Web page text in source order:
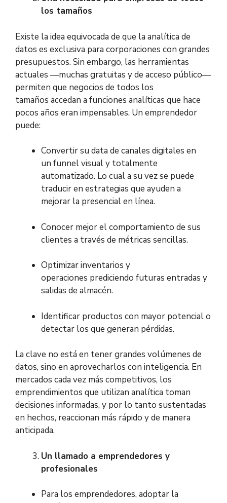
los tamaños
Existe la idea equivocada de que la analítica de
datos es exclusiva para corporaciones con grandes
presupuestos. Sin embargo, las herramientas
actuales —muchas gratuitas y de acceso público—
permiten que negocios de todos los
tamaños accedan a funciones analíticas que hace
pocos años eran impensables. Un emprendedor
puede:
Convertir su data de canales digitales en
un funnel visual y totalmente
automatizado. Lo cual a su vez se puede
traducir en estrategias que ayuden a
mejorar la presencial en línea.
Conocer mejor el comportamiento de sus
clientes a través de métricas sencillas.
Optimizar inventarios y
operaciones prediciendo futuras entradas y
salidas de almacén.
Identificar productos con mayor potencial o
detectar los que generan pérdidas.
La clave no está en tener grandes volúmenes de
datos, sino en aprovecharlos con inteligencia. En
mercados cada vez más competitivos, los
emprendimientos que utilizan analítica toman
decisiones informadas, y por lo tanto sustentadas
en hechos, reaccionan más rápido y de manera
anticipada.
Un llamado a emprendedores y
profesionales
Para los emprendedores, adoptar la